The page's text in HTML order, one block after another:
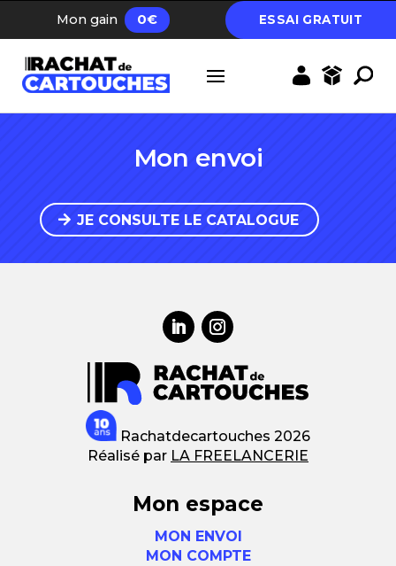
FRAIS D’ENVOI GRATUIT DÈS 40 EUROS
Mon gain 0€ ESSAI GRATUIT
Mon envoi
JE CONSULTE LE CATALOGUE
Rachatdecartouches 2026
Réalisé par LA FREELANCERIE
Mon espace
MON ENVOI
MON COMPTE